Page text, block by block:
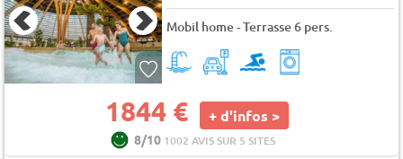
Mobil home - Terrasse 6 pers.
1844 € + d'infos >
8/10 1002 AVIS SUR 5 SITES